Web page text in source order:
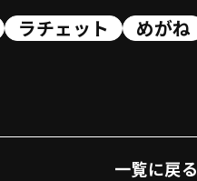
ラチェット めがね
一覧に戻る